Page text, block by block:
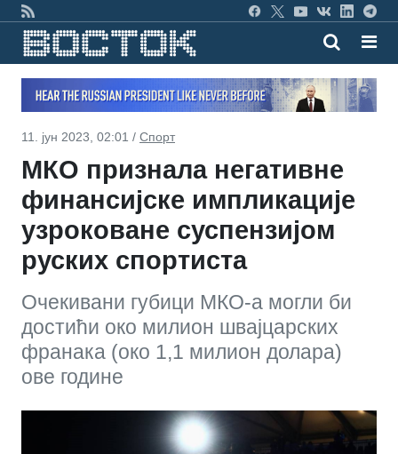
11. јун 2023, 02:01 / Спорт
МКО признала негативне
финансијске импликације
узроковане суспензијом
руских спортиста
Очекивани губици МКО-а могли би
достићи око милион швајцарских
франака (око 1,1 милион долара)
ове године